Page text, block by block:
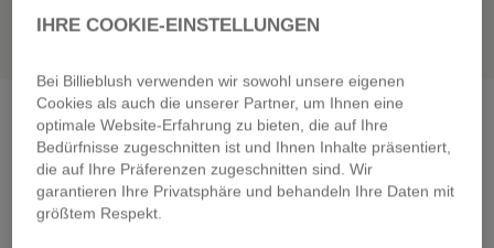
Short sleeve dress white
From € 59,00
Pay in 4 interest-free instalments
🔒 Secure payment & easy returns
IHRE COOKIE-EINSTELLUNGEN
Bei Billieblush verwenden wir sowohl unsere eigenen
Cookies als auch die unserer Partner, um Ihnen eine
optimale Website-Erfahrung zu bieten, die auf Ihre
Bedürfnisse zugeschnitten ist und Ihnen Inhalte präsentiert,
die auf Ihre Präferenzen zugeschnitten sind. Wir
garantieren Ihre Privatsphäre und behandeln Ihre Daten mit
größtem Respekt.